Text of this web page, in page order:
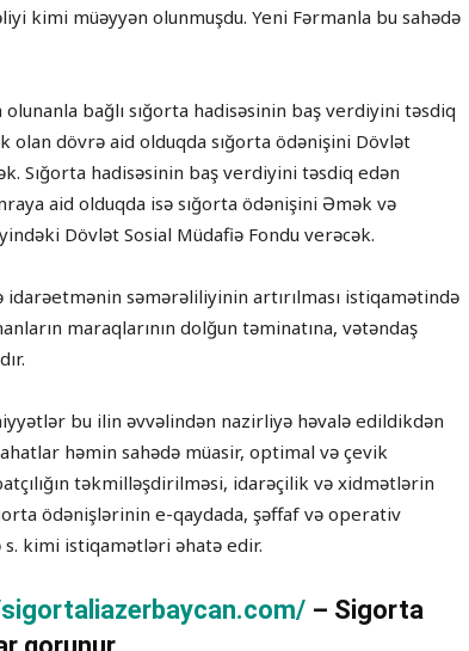
kimi müəyyən olunmuşdu. Yeni Fərmanla bu sahədə
bağlı sığorta hadisəsinin baş verdiyini təsdiq
olan dövrə aid olduqda sığorta ödənişini Dövlət
Sığorta hadisəsinin baş verdiyini təsdiq edən
aid olduqda isə sığorta ödənişini Əmək və
Dövlət Sosial Müdafiə Fondu verəcək.
idarəetmənin səmərəliliyinin artırılması istiqamətində
maraqlarının dolğun təminatına, vətəndaş
bu ilin əvvəlindən nazirliyə həvalə edildikdən
həmin sahədə müasir, optimal və çevik
təkmilləşdirilməsi, idarəçilik və xidmətlərin
ödənişlərinin e-qaydada, şəffaf və operativ
s. kimi istiqamətləri əhatə edir.
– Sigorta